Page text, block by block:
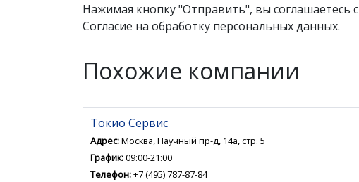
Нажимая кнопку "Отправить", вы соглашаетесь с
Согласие на обработку персональных данных.
Похожие компании
Токио Сервис
Адрес:Москва, Научный пр-д, 14а, стр. 5
График:09:00-21:00
Телефон:+7 (495) 787-87-84